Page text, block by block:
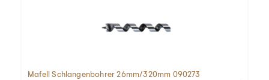
Mafell Schlangenbohrer 26mm/320mm 090273